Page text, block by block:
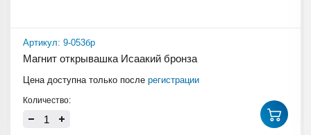
Артикул: 9-053бр
Магнит открывашка Исаакий бронза
Цена доступна только после регистрации
Количество: